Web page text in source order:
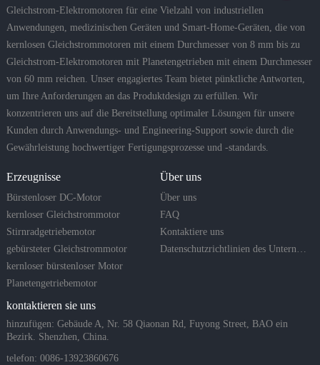
Gleichstrom-Elektromotoren für eine Vielzahl von industriellen
Anwendungen, medizinischen Geräten und Smart-Home-Geräten, die von
kernlosen Gleichstrommotoren mit einem Durchmesser von 8 mm bis zu
Gleichstrom-Elektromotoren mit Planetengetrieben mit einem Durchmesser
von 60 mm reichen. Unser engagiertes Team bietet pünktliche Antworten,
um Ihre Anforderungen an das Produktdesign zu erfüllen. Wir
konzentrieren uns auf die Bereitstellung optimaler Lösungen für unsere
Kunden durch Anwendungs- und Engineering-Support sowie durch die
Gewährleistung hochwertiger Fertigungsprozesse und -standards.
Erzeugnisse
Bürstenloser DC-Motor
kernloser Gleichstrommotor
Stirnradgetriebemotor
gebürsteter Gleichstrommotor
kernloser bürstenloser Motor
Planetengetriebemotor
Über uns
Über uns
FAQ
Kontaktiere uns
Datenschutzrichtlinien des Unternehmens
kontaktieren sie uns
hinzufügen: Gebäude A, Nr. 58 Qiaonan Rd, Fuyong Street, BAO ein
Bezirk. Shenzhen, China.
telefon: 0086-13923860676